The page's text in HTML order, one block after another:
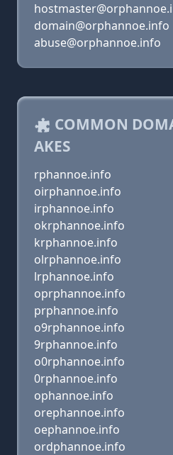
domain@orphannoe.info
abuse@orphannoe.info
COMMON
AKES
rphannoe.info
oirphannoe.info
irphannoe.info
okrphannoe.info
krphannoe.info
olrphannoe.info
lrphannoe.info
oprphannoe.info
prphannoe.info
o9rphannoe.info
9rphannoe.info
o0rphannoe.info
0rphannoe.info
ophannoe.info
orephannoe.info
oephannoe.info
ordphannoe.info